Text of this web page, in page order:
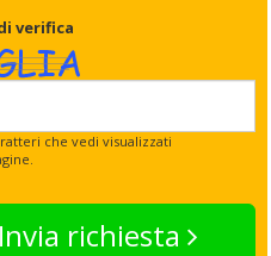
verifica
che vedi visualizzati
Invia richiesta